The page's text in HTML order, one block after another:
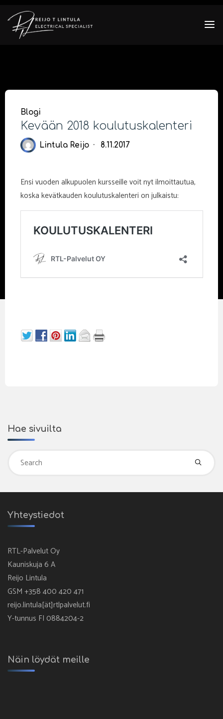
content
Blogi
Kevään 2018 koulutuskalenteri
Lintula Reijo 8.11.2017
Ensi vuoden alkupuolen kursseille voit nyt ilmoittautua,
koska kevätkauden koulutuskalenteri on julkaistu:
Hae sivuilta
Yhteystiedot
RTL-Palvelut Oy
Kauniskuja 6 A
Reijo Lintula
GSM +358 400 420 471
reijo.lintula[ät]rtlpalvelut.fi
Y-tunnus FI 0884204-2
Näin löydät meille